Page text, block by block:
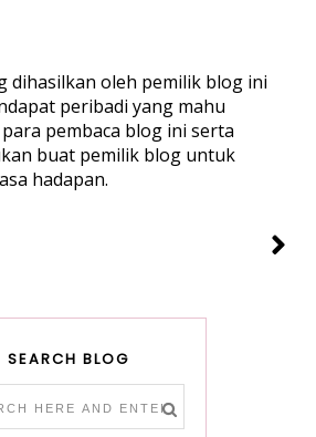
dihasilkan oleh pemilik blog ini
peribadi yang mahu
pembaca blog ini serta
buat pemilik blog untuk
hadapan.
SEARCH BLOG